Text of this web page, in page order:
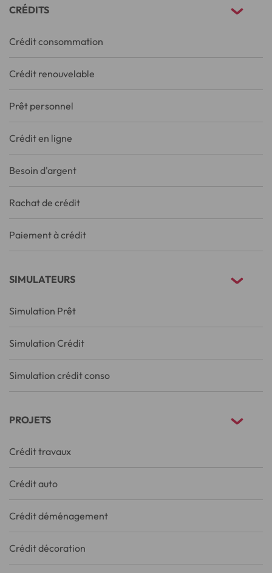
CRÉDITS
Crédit consommation
Crédit renouvelable
Prêt personnel
Crédit en ligne
Besoin d'argent
Rachat de crédit
Paiement à crédit
SIMULATEURS
Simulation Prêt
Simulation Crédit
Simulation crédit conso
PROJETS
Crédit travaux
Crédit auto
Crédit déménagement
Crédit décoration